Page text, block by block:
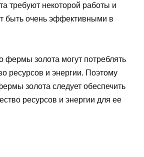
требуют некоторой работы и
быть очень эффективными в
фермы золота могут потреблять
ресурсов и энергии. Поэтому
золота следует обеспечить
ресурсов и энергии для ее